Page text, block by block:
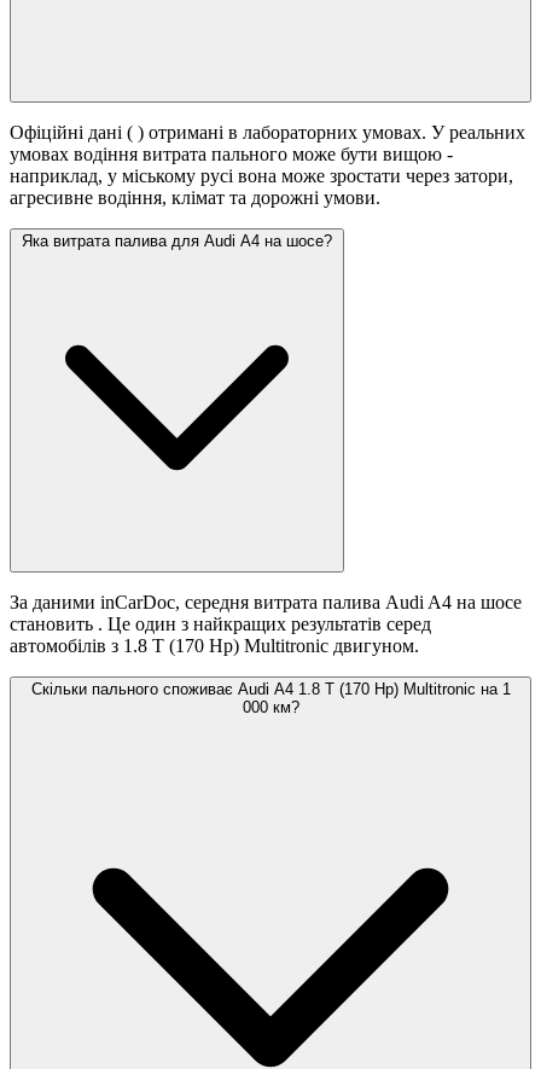
Офіційні дані ( ) отримані в лабораторних умовах. У реальних
умовах водіння витрата пального може бути вищою -
наприклад, у міському русі вона може зростати через затори,
агресивне водіння, клімат та дорожні умови.
Яка витрата палива для Audi A4 на шосе?
За даними inCarDoc, середня витрата палива Audi A4 на шосе
становить . Це один з найкращих результатів серед
автомобілів з 1.8 T (170 Hp) Multitronic двигуном.
Скільки пального споживає Audi A4 1.8 T (170 Hp) Multitronic на 1
000 км?